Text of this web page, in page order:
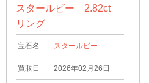
スタールビー 2.82ct
リング
宝石名 スタールビー
買取日 2026年02月26日